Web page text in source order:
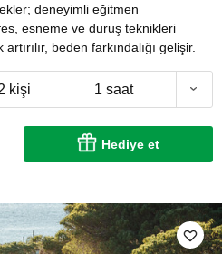
deneyimli eğitmen
esneme ve duruş teknikleri
beden farkındalığı gelişir.
kişi 1 saat
Hediye et